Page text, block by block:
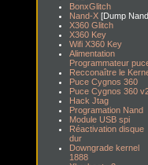
BonxGlitch
Nand-X [Dump
X360 Glitch
X360 Key
Wifi X360 Key
Alimentation
Programmateur
Recconaître le
Puce Cygnos 360
Puce Cygnos 360
Hack Jtag
Programation Nand
Module USB spi
Réactivation disque
dur
Downgrade kernel
1888